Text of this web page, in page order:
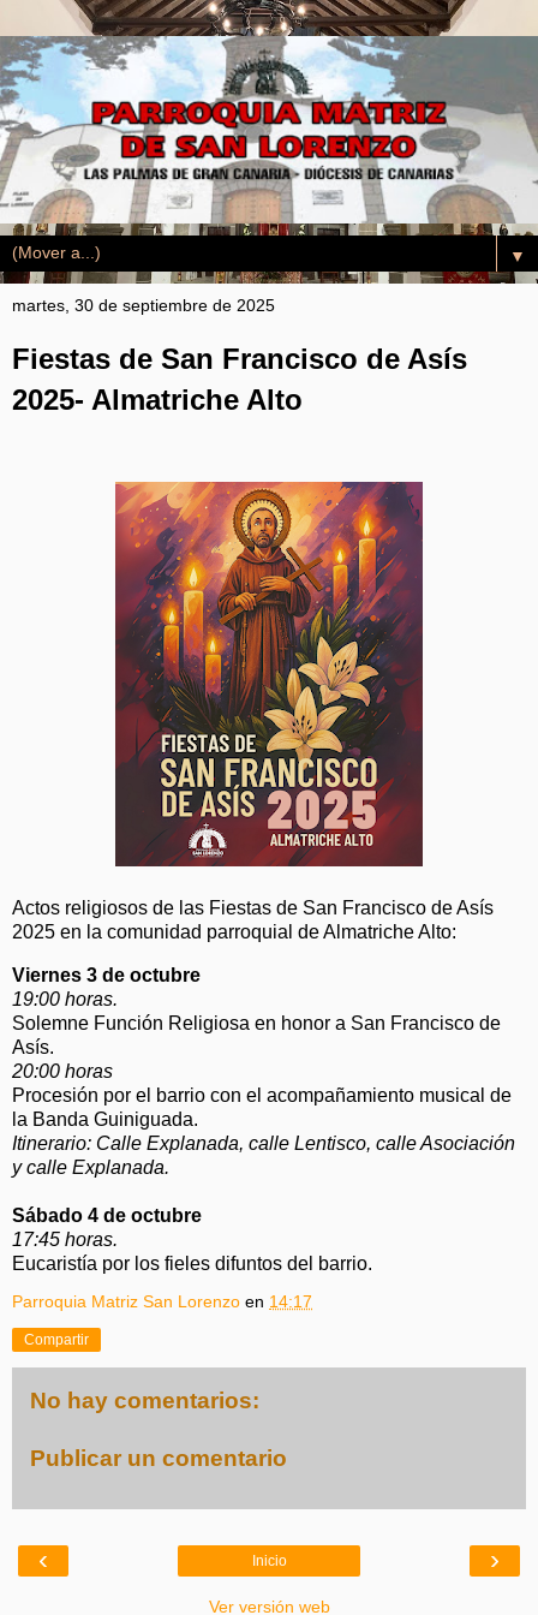
▼
martes, 30 de septiembre de 2025
Fiestas de San Francisco de Asís
2025- Almatriche Alto
Actos religiosos de las Fiestas de San Francisco de Asís
2025 en la comunidad parroquial de Almatriche Alto:
Viernes 3 de octubre
19:00 horas.
Solemne Función Religiosa en honor a San Francisco de
Asís.
20:00 horas
Procesión por el barrio con el acompañamiento musical de
la Banda Guiniguada.
Itinerario: Calle Explanada, calle Lentisco, calle Asociación
y calle Explanada.
Sábado 4 de octubre
17:45 horas.
Eucaristía por los fieles difuntos del barrio.
Parroquia Matriz San Lorenzo en 14:17
Compartir
No hay comentarios:
Publicar un comentario
‹ ›
Inicio
Ver versión web